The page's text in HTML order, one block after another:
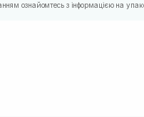
ознайомтесь з інформацією на